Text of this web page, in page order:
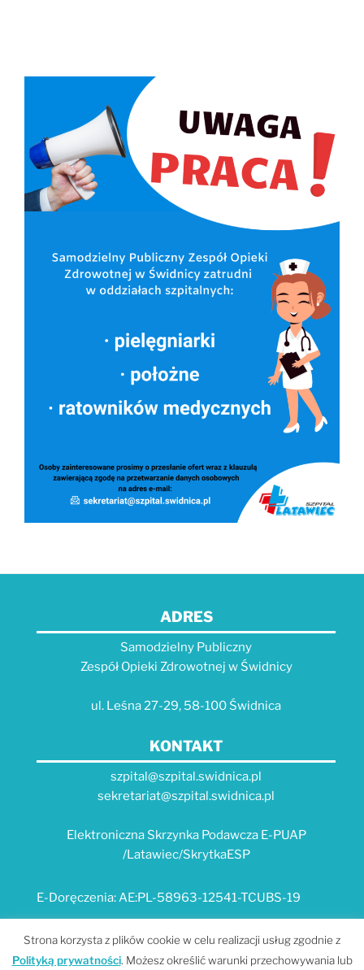
ADRES
Samodzielny Publiczny
Zespół Opieki Zdrowotnej w Świdnicy
ul. Leśna 27-29, 58-100 Świdnica
KONTAKT
szpital@szpital.swidnica.pl
sekretariat@szpital.swidnica.pl
Elektroniczna Skrzynka Podawcza E-PUAP
/Latawiec/SkrytkaESP
E-Doręczenia: AE:PL-58963-12541-TCUBS-19
E-USŁUGI
Platforma e-usług Szpitala "Latawiec" --- MPI
Strona korzysta z plików cookie w celu realizacji usług zgodnie z
Polityką prywatności. Możesz określić warunki przechowywania lub